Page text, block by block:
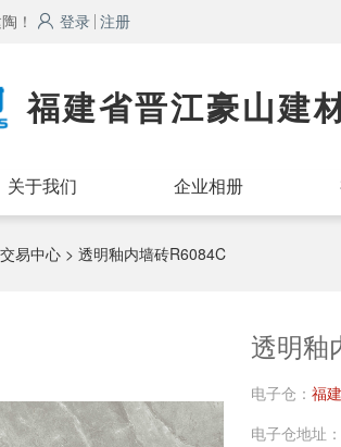
！ 登录 注册
福建省晋江豪山建
关于我们 企业相册
易中心 > 透明釉内墙砖R6084C
透明釉
电子仓： 福
电子仓地址：